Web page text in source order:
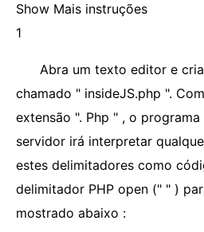
Show Mais instruções
1
Abra um texto editor e
chamado " insideJS.php ".
extensão ". Php " , o
servidor irá interpretar
estes delimitadores como
delimitador PHP open (" " )
mostrado abaixo :